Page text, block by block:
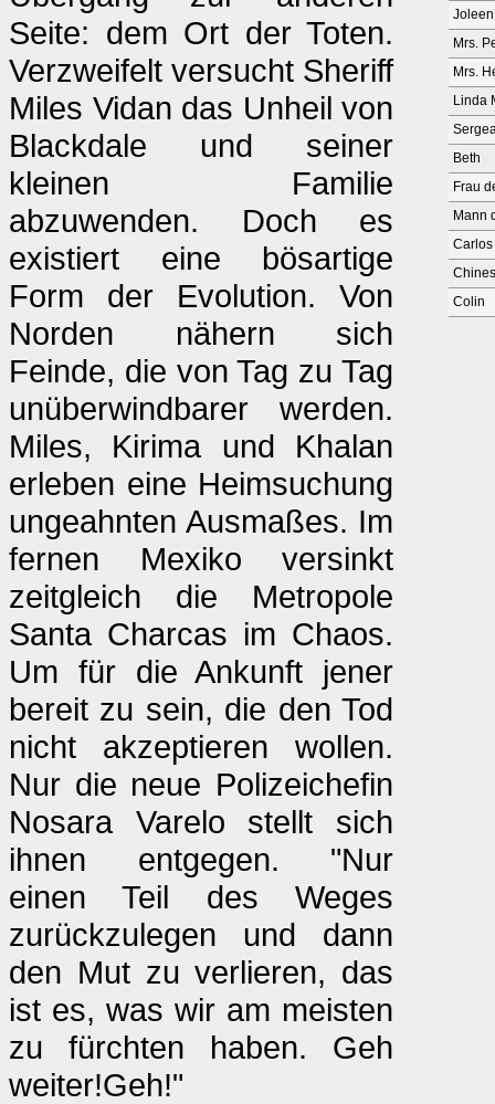
Seite: dem Ort der Toten.
Verzweifelt versucht Sheriff
Miles Vidan das Unheil von
Blackdale und seiner
kleinen Familie
abzuwenden. Doch es
existiert eine bösartige
Form der Evolution. Von
Norden nähern sich
Feinde, die von Tag zu Tag
unüberwindbarer werden.
Miles, Kirima und Khalan
erleben eine Heimsuchung
ungeahnten Ausmaßes. Im
fernen Mexiko versinkt
zeitgleich die Metropole
Santa Charcas im Chaos.
Um für die Ankunft jener
bereit zu sein, die den Tod
nicht akzeptieren wollen.
Nur die neue Polizeichefin
Nosara Varelo stellt sich
ihnen entgegen. "Nur
einen Teil des Weges
zurückzulegen und dann
den Mut zu verlieren, das
ist es, was wir am meisten
zu fürchten haben. Geh
weiter!Geh!"
Mrs.
Mrs.
Linda
Beth
Frau
Mann
Colin